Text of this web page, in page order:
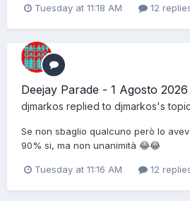
Tuesday at 11:18 AM 12
Deejay Parade - 1 Agosto 2026
djmarkos replied to djmarkos's
Se non sbaglio qualcuno però lo
90% si, ma non unanimità 😂😂
Tuesday at 11:16 AM 12